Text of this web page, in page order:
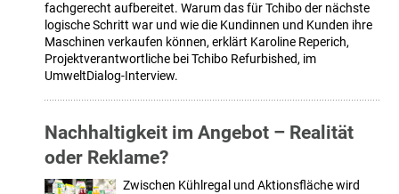
fachgerecht aufbereitet. Warum das für Tchibo der nächste
logische Schritt war und wie die Kundinnen und Kunden ihre
Maschinen verkaufen können, erklärt Karoline Reperich,
Projektverantwortliche bei Tchibo Refurbished, im
UmweltDialog-Interview.
Nachhaltigkeit im Angebot – Realität
oder Reklame?
Zwischen Kühlregal und Aktionsfläche wird